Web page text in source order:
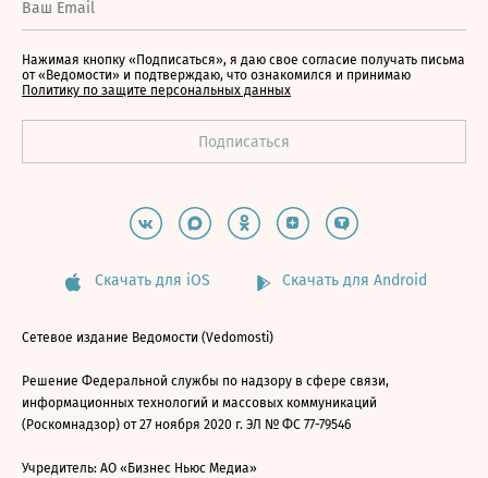
Нажимая кнопку «Подписаться», я даю свое согласие получать письма
от «Ведомости» и подтверждаю, что ознакомился и принимаю
Политику по защите персональных данных
Скачать для iOS Скачать для Android
Сетевое издание Ведомости (Vedomosti)
Решение Федеральной службы по надзору в сфере связи,
информационных технологий и массовых коммуникаций
(Роскомнадзор) от 27 ноября 2020 г. ЭЛ № ФС 77-79546
Учредитель: АО «Бизнес Ньюс Медиа»